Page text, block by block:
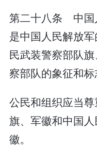
第二十八条 中国
是中国人民解放
民武装警察部队
察部队的象征和标
公民和组织应当
旗、军徽和中国人
徽。